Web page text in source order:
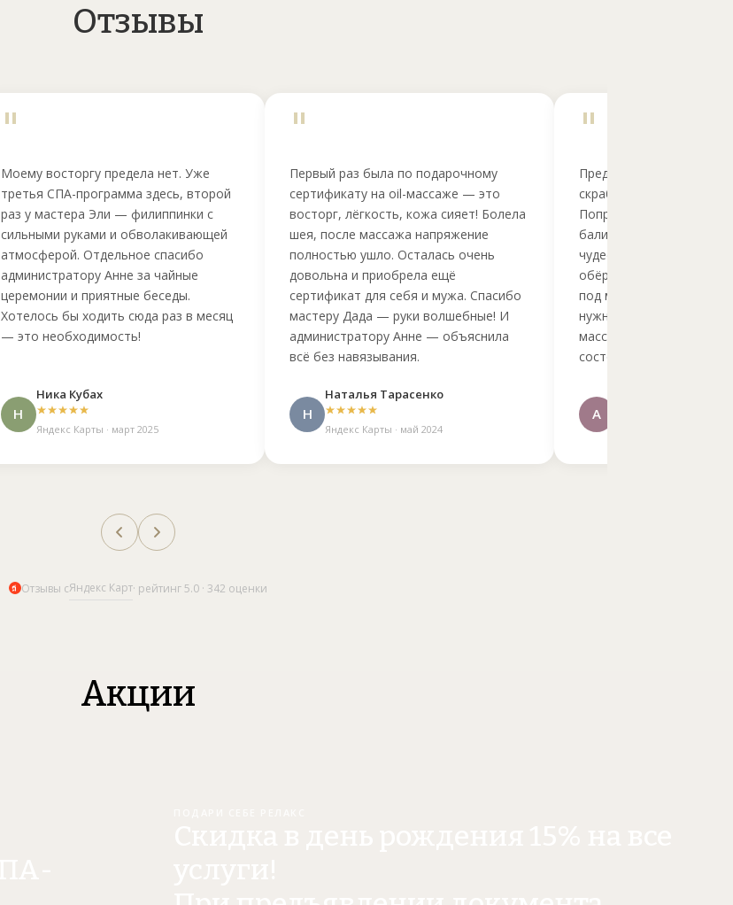
Отзывы
"
Моему восторгу предела нет. Уже
третья СПА-программа здесь, второй
раз у мастера Эли — филиппинки с
сильными руками и обволакивающей
атмосферой. Отдельное спасибо
администратору Анне за чайные
церемонии и приятные беседы.
Хотелось бы ходить сюда раз в месяц
— это необходимость!
Н
Ника Кубах
Яндекс Карты · март 2025
"
Первый раз была по подарочному
сертификату на oil-массаже — это
восторг, лёгкость, кожа сияет! Болела
шея, после массажа напряжение
полностью ушло. Осталась очень
довольна и приобрела ещё
сертификат для себя и мужа. Спасибо
мастеру Дада — руки волшебные! И
администратору Анне — объяснила
всё без навязывания.
Н
Наталья Тарасенко
Яндекс Карты · май 2024
"
Предложили
скрабирования и
Попробовала СПА-
балийской девушкой —
чудеса! Скраб
обёртывания — полное
под музыку. Массаж от
нужно нажали,
массаже головы
состояние невесомости.
А
Отзывы сЯндекс Карт· рейтинг 5.0 · 342 оценки
Акции